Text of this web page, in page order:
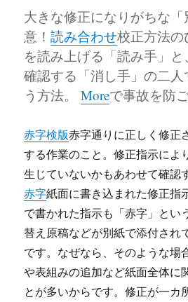
大きな修正になりがちな
意！読み合わせ校正方法
を読み上げる「読み手」
確認する「消し手」の二
う方法。Moreで事故を防ご
赤字検版赤字通りに正しく修正
する作業のこと。修正指示によ
生じていないかもあわせて確認
赤字紙面に書き込まれた修正指
で書かれた指示も「赤字」とい
替え原稿などが別紙で添付され
です。なぜなら、そのような場
や表組みの追加など紙面全体に
とが多いからです。修正が一カ